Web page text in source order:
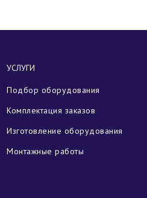
УСЛУГИ
Подбор оборудования
Комплектация заказов
Изготовление оборудования
Монтажные работы